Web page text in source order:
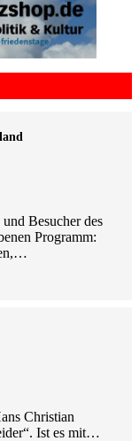
Besucher des
Programm:
Christian
Ist es mit…